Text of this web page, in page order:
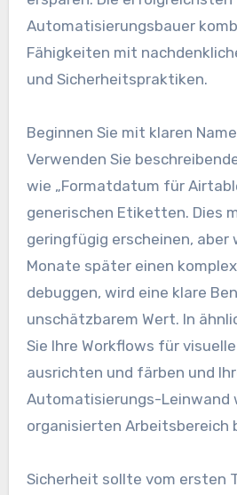
Automatisierungsbauer
Fähigkeiten mit
und Sicherheitspraktiken.
Beginnen Sie mit klaren
Verwenden Sie
wie „Formatdatum für
generischen Etiketten. Dies
geringfügig erscheinen, aber
Monate später einen
debuggen, wird eine klare
unschätzbarem Wert. In
Sie Ihre Workflows für
ausrichten und färben und
Automatisierungs-Leinwand
organisierten Arbeitsbereich
Sicherheit sollte vom ersten